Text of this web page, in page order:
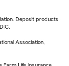
Deposit products
Association,